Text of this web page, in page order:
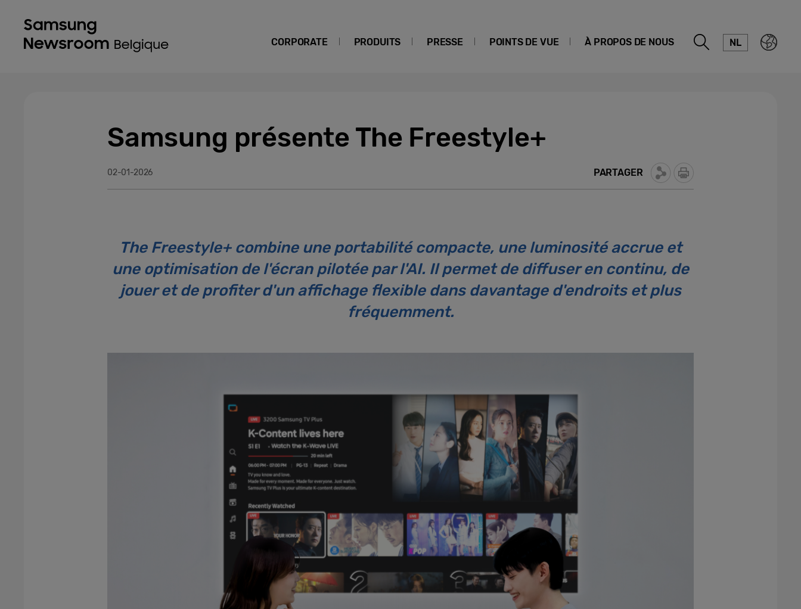
CORPORATE PRODUITS PRESSE POINTS DE VUE À PROPOS DE NOUS NL
Samsung présente The Freestyle+
02-01-2026 PARTAGER
The Freestyle+ combine une portabilité compacte, une luminosité accrue et
une optimisation de l'écran pilotée par l'AI. Il permet de diffuser en continu, de
jouer et de profiter d'un affichage flexible dans davantage d'endroits et plus
fréquemment.